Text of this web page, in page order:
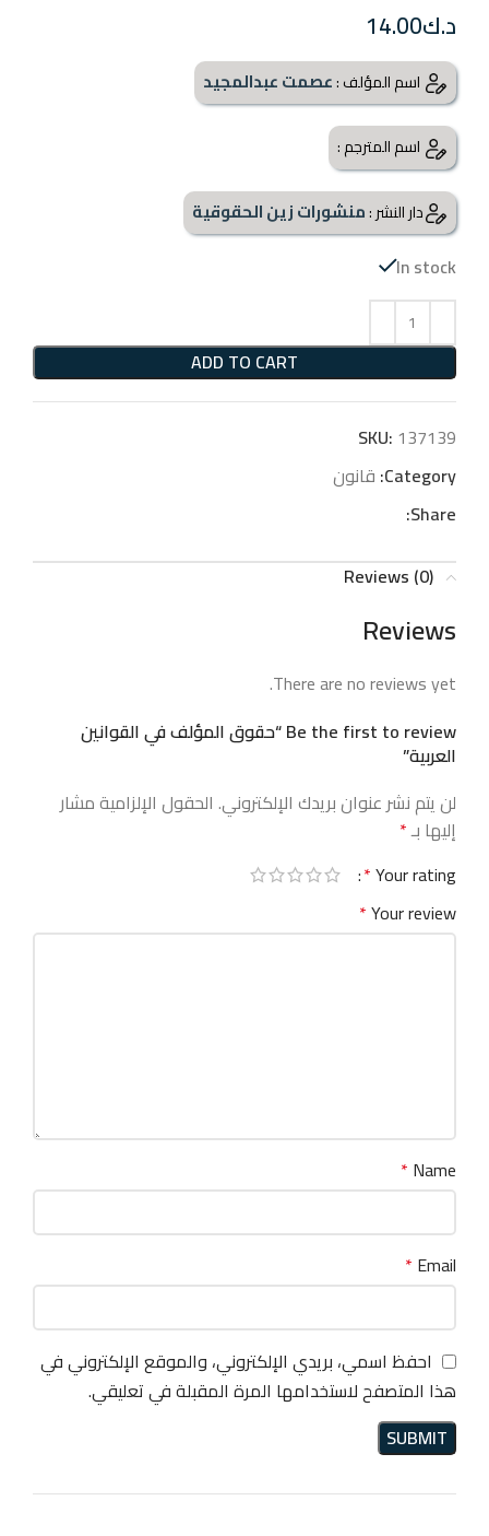
د.ك14.00
اسم المؤلف :عصمت عبدالمجيد
اسم المترجم :
دار النشر :منشورات زين الحقوقية
In stock
ADD TO CART
SKU: 137139
Category: قانون
Share:
Reviews (0)
Reviews
There are no reviews yet.
Be the first to review “حقوق المؤلف في القوانين
العربية”
لن يتم نشر عنوان بريدك الإلكتروني. الحقول الإلزامية مشار
إليها بـ*
Your rating
*
Your review
*
Name
*
Email
*
احفظ اسمي، بريدي الإلكتروني، والموقع الإلكتروني في
هذا المتصفح لاستخدامها المرة المقبلة في تعليقي.